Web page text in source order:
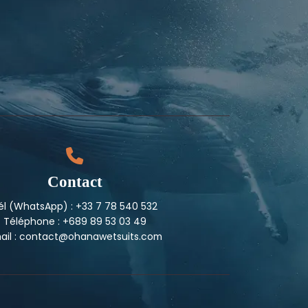
Contact
(WhatsApp) : +33 7 78 540 532
Téléphone : +689 89 53 03 49
: contact@ohanawetsuits.com